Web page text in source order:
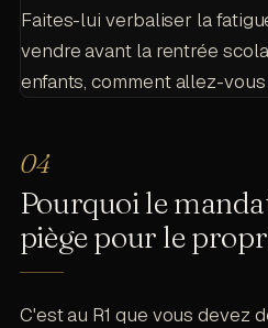
Faites-lui verbaliser la
vendre avant la rentrée
enfants, comment allez-
Pourquoi le
piège pour le
C'est au R1 que vous devez